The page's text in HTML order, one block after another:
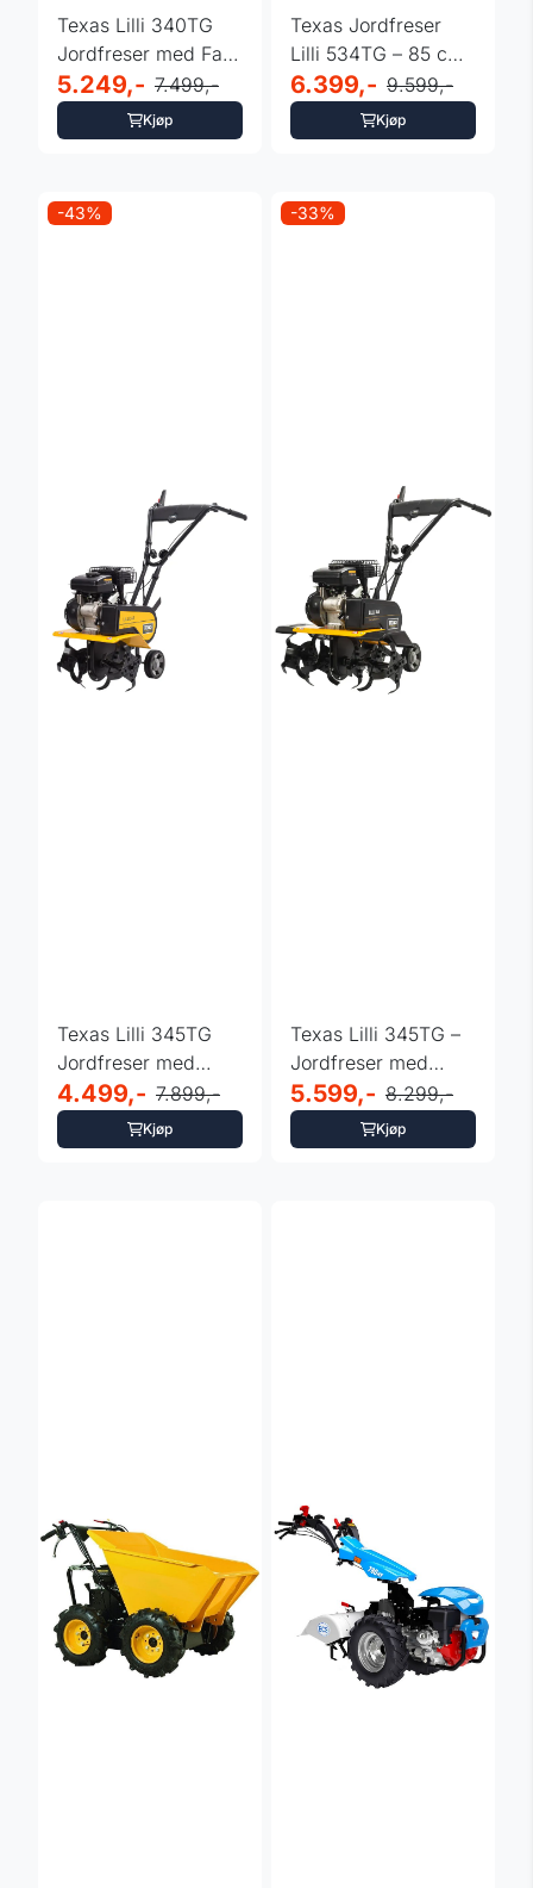
Texas Lilli 340TG
Jordfreser med Fast
Styre – 40 cm ...
5.249,- 7.499,-
Kjøp
Texas Jordfreser
Lilli 534TG – 85 cm,
Dual-Shaft og ...
6.399,- 9.599,-
Kjøp
-43%
Texas Lilli 345TG
Jordfreser med
Revers og Dual-
Shaft ...
4.499,- 7.899,-
Kjøp
-33%
Texas Lilli 345TG –
Jordfreser med
Dual-Shaft og ...
5.599,- 8.299,-
Kjøp